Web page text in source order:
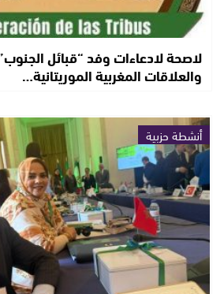
لاصحة لادعاءات وفد “قبائل
والعلاقات المغربية الموريتانية…
أنشطة حزبية